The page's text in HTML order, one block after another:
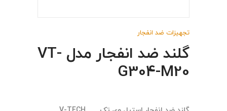
تجهیزات ضد انفجار
گلند ضد انفجار مدل VT-
G304-M20